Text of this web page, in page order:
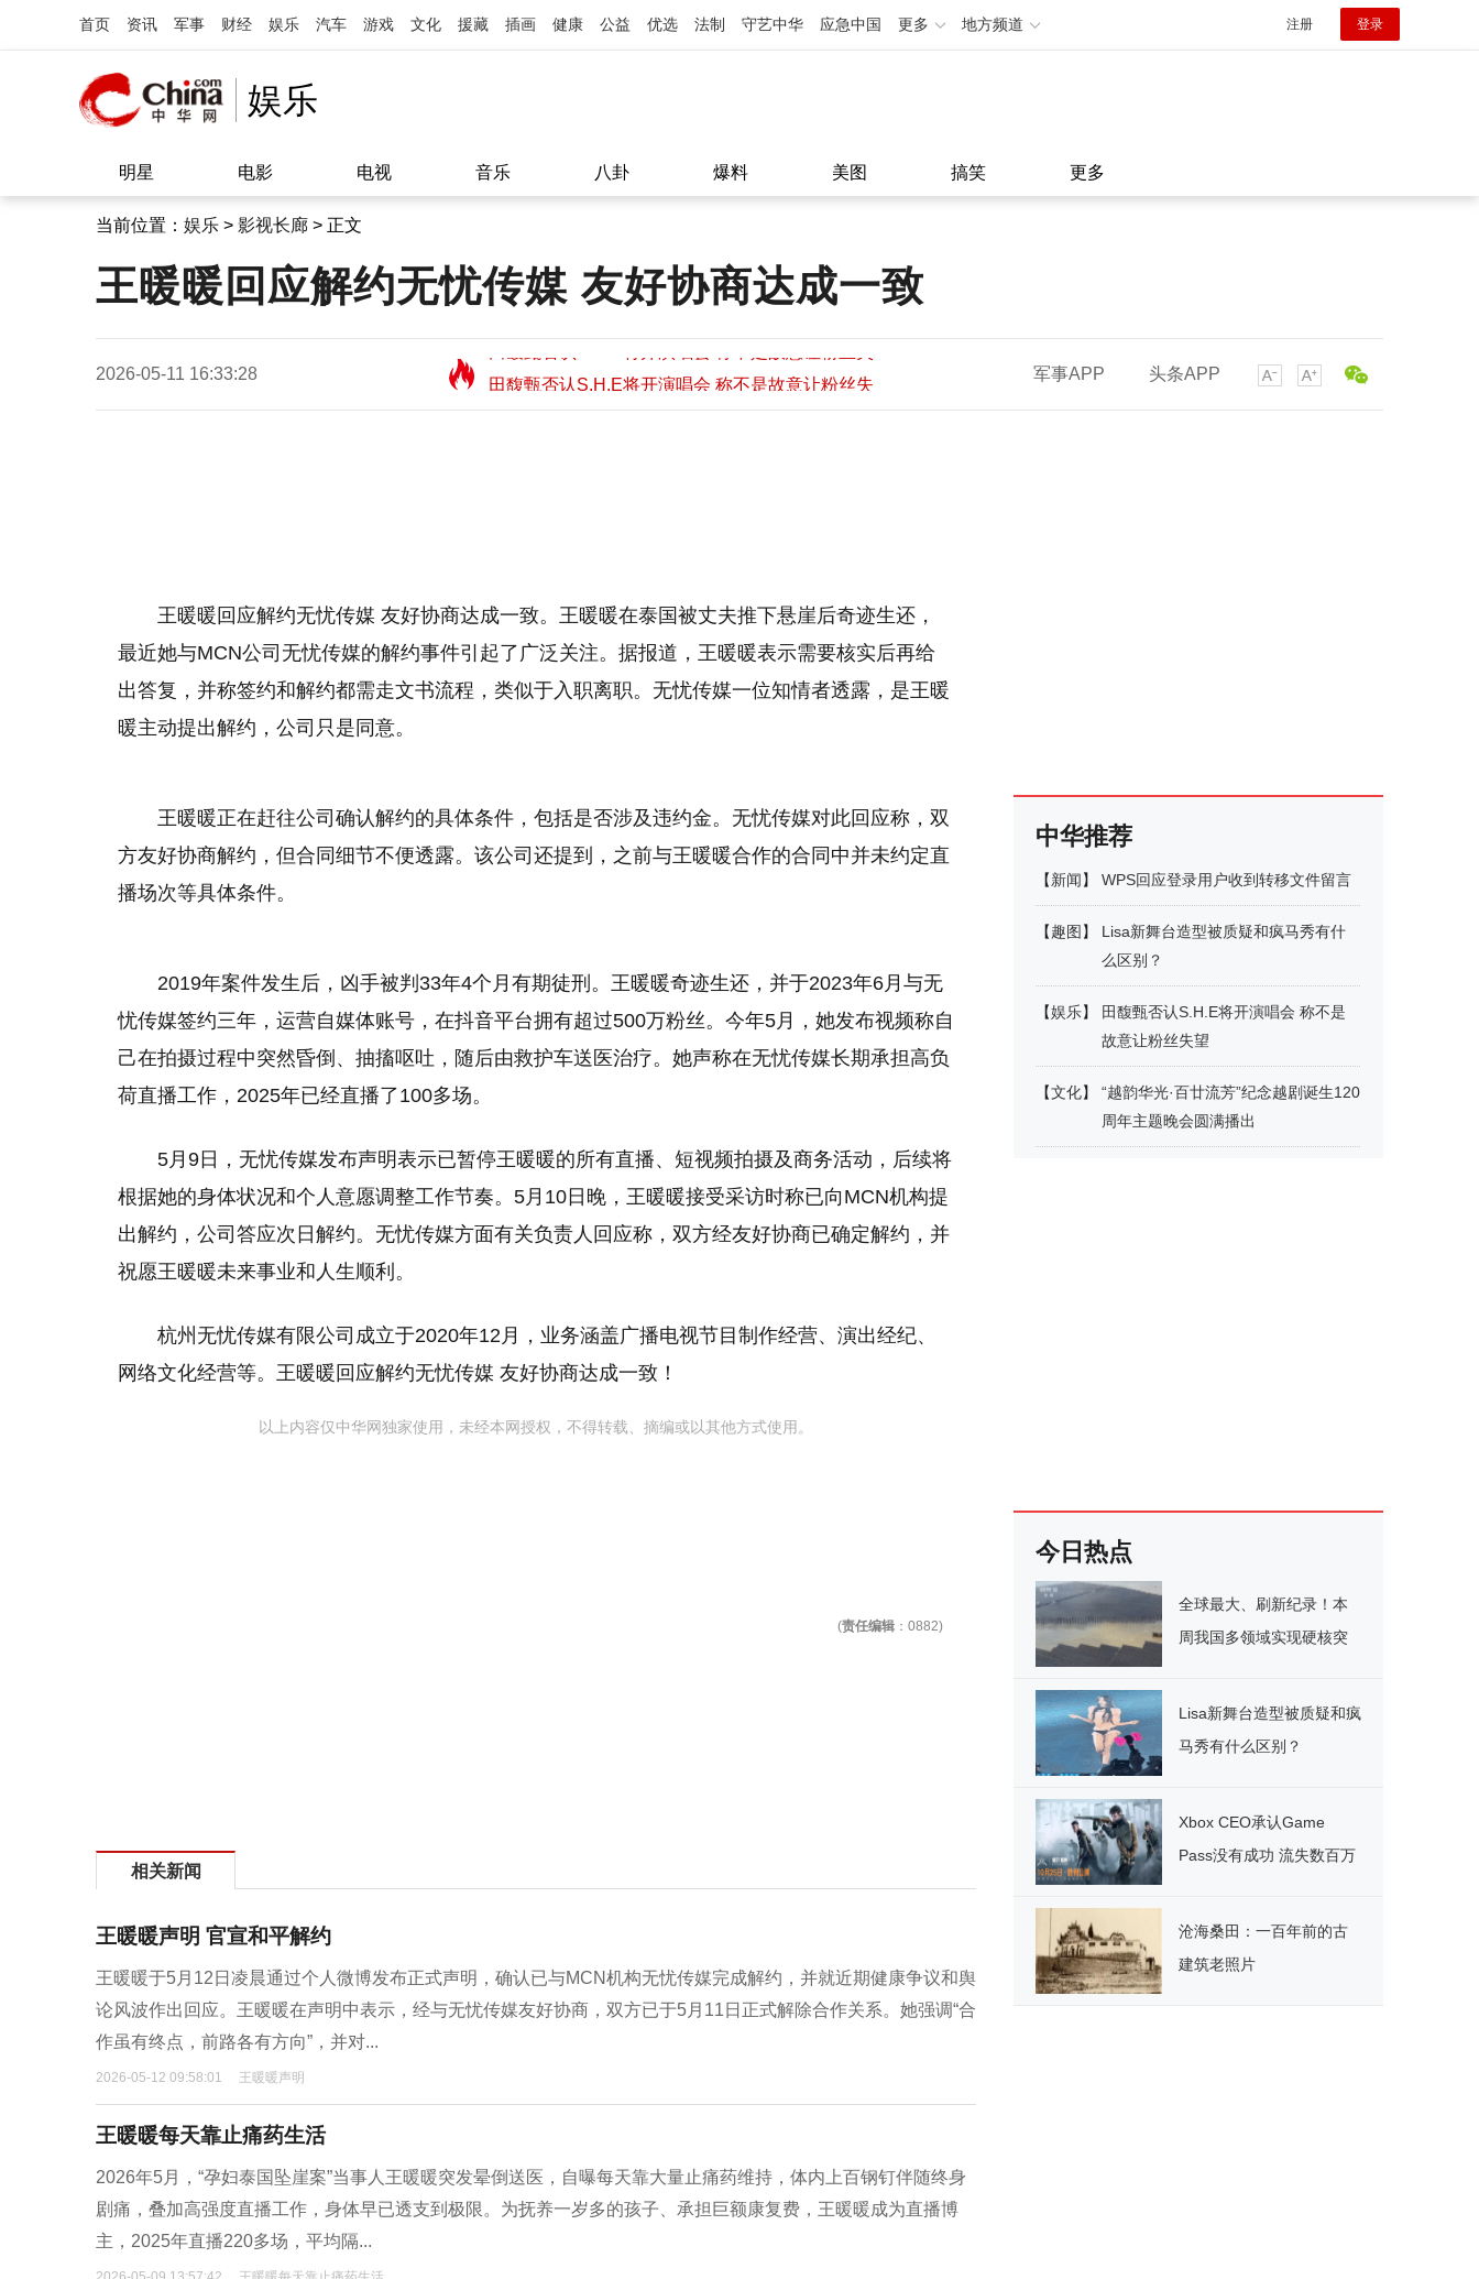
首页 资讯 军事 财经 娱乐 汽车 游戏 文化 援藏 插画 健康 公益 优选 法制 守艺中华 应急中国 更多 地方频道 注册 登录
娱乐
明星 电影 电视 音乐 八卦 爆料 美图 搞笑 更多
当前位置： 娱乐 > 影视长廊 > 正文
王暖暖回应解约无忧传媒 友好协商达成一致
2026-05-11 16:33:28
田馥甄否认S.H.E将开演唱会 称不是故意让粉丝失
望11:08
田馥甄否认S.H.E将开演唱会 称不是故意让粉丝失
军事APP 头条APP
王暖暖回应解约无忧传媒 友好协商达成一致。王暖暖在泰国被丈夫推下悬崖后奇迹生还，
最近她与MCN公司无忧传媒的解约事件引起了广泛关注。据报道，王暖暖表示需要核实后再给
出答复，并称签约和解约都需走文书流程，类似于入职离职。无忧传媒一位知情者透露，是王暖
暖主动提出解约，公司只是同意。
王暖暖正在赶往公司确认解约的具体条件，包括是否涉及违约金。无忧传媒对此回应称，双
方友好协商解约，但合同细节不便透露。该公司还提到，之前与王暖暖合作的合同中并未约定直
播场次等具体条件。
2019年案件发生后，凶手被判33年4个月有期徒刑。王暖暖奇迹生还，并于2023年6月与无
忧传媒签约三年，运营自媒体账号，在抖音平台拥有超过500万粉丝。今年5月，她发布视频称自
己在拍摄过程中突然昏倒、抽搐呕吐，随后由救护车送医治疗。她声称在无忧传媒长期承担高负
荷直播工作，2025年已经直播了100多场。
5月9日，无忧传媒发布声明表示已暂停王暖暖的所有直播、短视频拍摄及商务活动，后续将
根据她的身体状况和个人意愿调整工作节奏。5月10日晚，王暖暖接受采访时称已向MCN机构提
出解约，公司答应次日解约。无忧传媒方面有关负责人回应称，双方经友好协商已确定解约，并
祝愿王暖暖未来事业和人生顺利。
杭州无忧传媒有限公司成立于2020年12月，业务涵盖广播电视节目制作经营、演出经纪、
网络文化经营等。王暖暖回应解约无忧传媒 友好协商达成一致！
以上内容仅中华网独家使用，未经本网授权，不得转载、摘编或以其他方式使用。
(责任编辑 ：0882)
相关新闻
王暖暖声明 官宣和平解约
王暖暖于5月12日凌晨通过个人微博发布正式声明，确认已与MCN机构无忧传媒完成解约，并就近期健康争议和舆
论风波作出回应。王暖暖在声明中表示，经与无忧传媒友好协商，双方已于5月11日正式解除合作关系。她强调“合
作虽有终点，前路各有方向”，并对...
2026-05-12 09:58:01 王暖暖声明
王暖暖每天靠止痛药生活
2026年5月，“孕妇泰国坠崖案”当事人王暖暖突发晕倒送医，自曝每天靠大量止痛药维持，体内上百钢钉伴随终身
剧痛，叠加高强度直播工作，身体早已透支到极限。为抚养一岁多的孩子、承担巨额康复费，王暖暖成为直播博
主，2025年直播220多场，平均隔...
中华推荐
【新闻】 WPS回应登录用户收到转移文件留言
【趣图 】
Lisa新舞台造型被质疑和疯马秀有什
么区别？
【娱乐】
田馥甄否认S.H.E将开演唱会 称不是
故意让粉丝失望
【文化】
“越韵华光·百廿流芳”纪念越剧诞生120
周年主题晚会圆满播出
今日热点
全球最大、刷新纪录！本
周我国多领域实现硬核突
Lisa新舞台造型被质疑和疯
马秀有什么区别？
Xbox CEO承认Game
Pass没有成功 流失数百万
沧海桑田：一百年前的古
建筑老照片